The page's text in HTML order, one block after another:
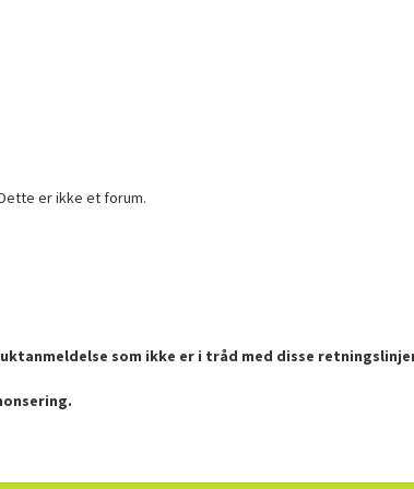
er ikke et forum.
som ikke er i tråd med disse